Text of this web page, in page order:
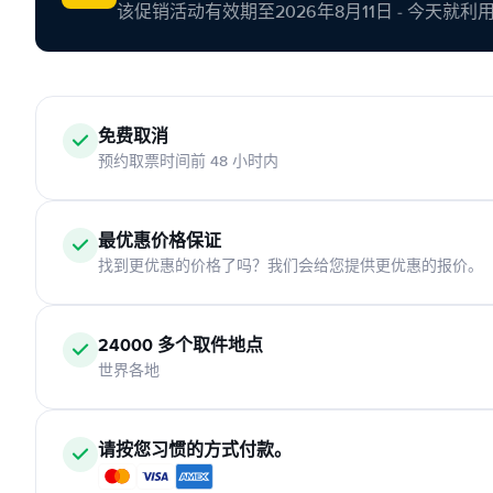
该促销活动有效期至2026年8月11日 - 今天就利用
免费取消
预约取票时间前 48 小时内
最优惠价格保证
找到更优惠的价格了吗？我们会给您提供更优惠的报价。
24000 多个取件地点
世界各地
请按您习惯的方式付款。